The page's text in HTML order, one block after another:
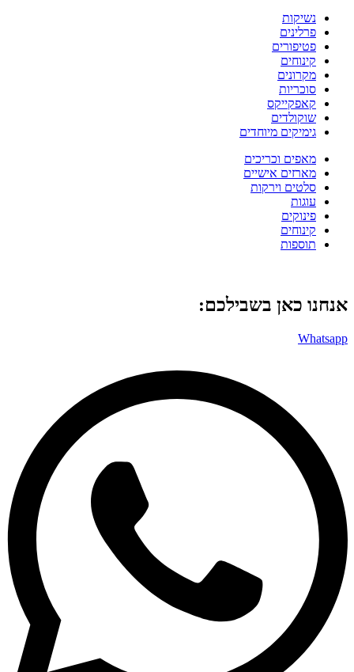
נשיקות
פרלינים
פטיפורים
קינוחים
מקרונים
סוכריות
קאפקייקס
שוקולדים
גימיקים מיוחדים
מאפים וכריכים
מארזים אישיים
סלטים וירקות
עוגות
פינוקים
קינוחים
תוספות
אנחנו כאן בשבילכם:
Whatsapp